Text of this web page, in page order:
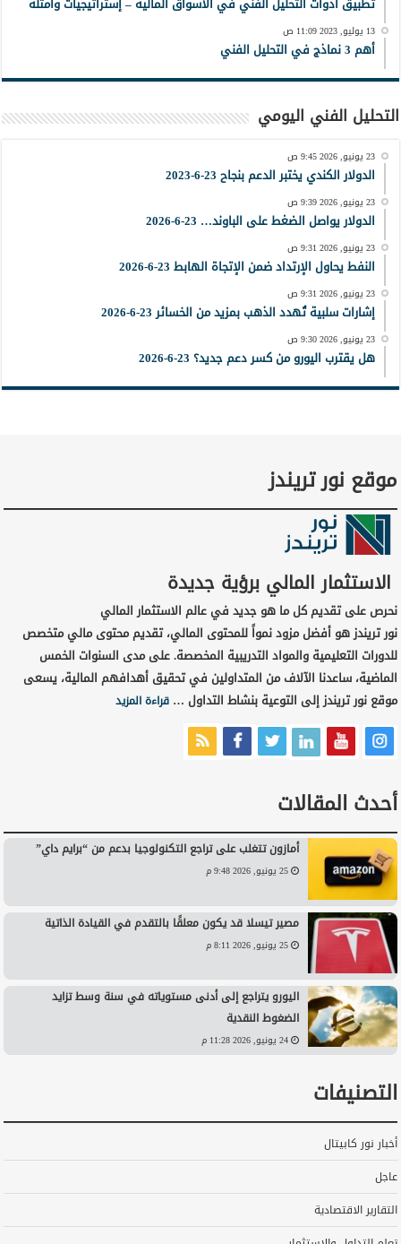
13 يوليو, 2023 11:09 ص
أهم 3 نماذج في التحليل الفني
التحليل الفني اليومي
23 يونيو, 2026 9:45 ص
الدولار الكندي يختبر الدعم بنجاح 23-6-2023
23 يونيو, 2026 9:39 ص
الدولار يواصل الضغط على الباوند… 23-6-2026
23 يونيو, 2026 9:31 ص
النفط يحاول الإرتداد ضمن الإتجاة الهابط 23-6-2026
23 يونيو, 2026 9:31 ص
إشارات سلبية تُهدد الذهب بمزيد من الخسائر 23-6-2026
23 يونيو, 2026 9:30 ص
هل يقترب اليورو من كسر دعم جديد؟ 23-6-2026
موقع نور تريندز
الاستثمار المالي برؤية جديدة
نحرص على تقديم كل ما هو جديد في عالم الاستثمار المالي
نور تريندز هو أفضل مزود نمواً للمحتوى المالي، تقديم محتوى مالي متخصص
للدورات التعليمية والمواد التدريبية المخصصة. على مدى السنوات الخمس
الماضية، ساعدنا الآلاف من المتداولين في تحقيق أهدافهم المالية، يسعى
موقع نور تريندز إلى التوعية بنشاط التداول …قراءة المزيد
أحدث المقالات
أمازون تتغلب على تراجع التكنولوجيا بدعم من “برايم داي”
25 يونيو, 2026 9:48 م
مصير تيسلا قد يكون معلقًا بالتقدم في القيادة الذاتية
25 يونيو, 2026 8:11 م
اليورو يتراجع إلى أدنى مستوياته في سنة وسط تزايد
الضغوط النقدية
24 يونيو, 2026 11:28 م
التصنيفات
أخبار نور كابيتال
عاجل
التقارير الاقتصادية